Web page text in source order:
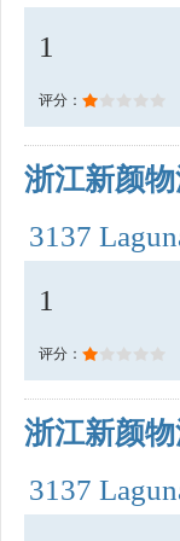
1
评分：
浙江新颜
3137
1
评分：
浙江新颜
3137